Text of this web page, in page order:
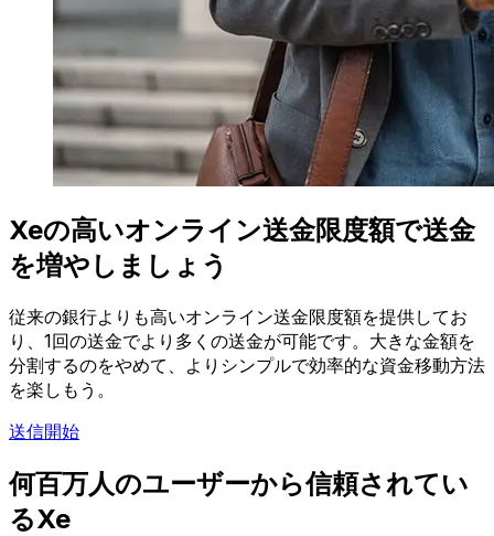
Xeの高いオンライン送金限度額で送金
を増やしましょう
従来の銀行よりも高いオンライン送金限度額を提供してお
り、1回の送金でより多くの送金が可能です。大きな金額を
分割するのをやめて、よりシンプルで効率的な資金移動方法
を楽しもう。
送信開始
何百万人のユーザーから信頼されてい
るXe